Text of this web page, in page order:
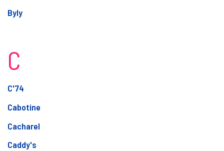
Byly
C
C'74
Cabotine
Cacharel
Caddy's